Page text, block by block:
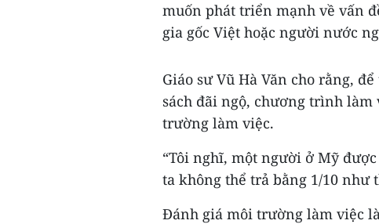
muốn phát triển mạnh về vấn
gia gốc Việt hoặc người nước
Giáo sư Vũ Hà Văn cho rằng,
sách đãi ngộ, chương trình
trường làm việc.
“Tôi nghĩ, một người ở Mỹ
ta không thể trả bằng 1/10 như
Đánh giá môi trường làm việc